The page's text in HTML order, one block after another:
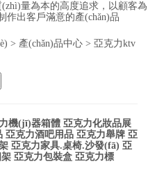
量為本的高度追求，以顧客為
作出客戶滿意的產(chǎn)品
> 產(chǎn)品中心 > 亞克力ktv
機(jī)器箱體 亞克力化妝品展
亞克力酒吧用品 亞克力舉牌 亞
亞克力家具.桌椅.沙發(fā) 亞
亞克力包裝盒 亞克力標